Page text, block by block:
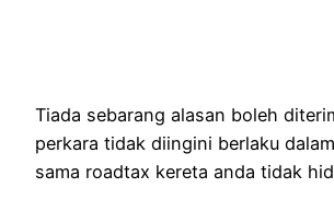
Tiada sebarang alasan boleh
perkara tidak diingini berlaku
sama roadtax kereta anda tidak